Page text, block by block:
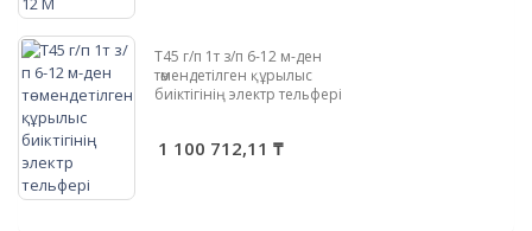
Т45 г/п 1т з/п 6-12 м-ден
төмендетілген құрылыс
биіктігінің электр тельфері
1 100 712,11 ₸